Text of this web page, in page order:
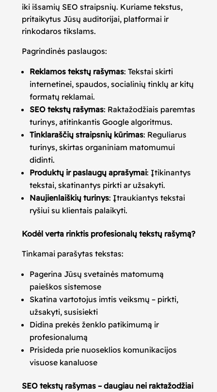
iki išsamių SEO straipsnių. Kuriame tekstus,
pritaikytus Jūsų auditorijai, platformai ir
rinkodaros tikslams.
Pagrindinės paslaugos:
Reklamos tekstų rašymas: Tekstai skirti
internetinei, spaudos, socialinių tinklų ar kitų
formatų reklamai.
SEO tekstų rašymas: Raktažodžiais paremtas
turinys, atitinkantis Google algoritmus.
Tinklaraščių straipsnių kūrimas: Reguliarus
turinys, skirtas organiniam matomumui
didinti.
Produktų ir paslaugų aprašymai: Įtikinantys
tekstai, skatinantys pirkti ar užsakyti.
Naujienlaiškių turinys: Įtraukiantys tekstai
ryšiui su klientais palaikyti.
Kodėl verta rinktis profesionalų tekstų rašymą?
Tinkamai parašytas tekstas:
Pagerina Jūsų svetainės matomumą
paieškos sistemose
Skatina vartotojus imtis veiksmų – pirkti,
užsakyti, susisiekti
Didina prekės ženklo patikimumą ir
profesionalumą
Prisideda prie nuoseklios komunikacijos
visuose kanaluose
SEO tekstų rašymas – daugiau nei raktažodžiai